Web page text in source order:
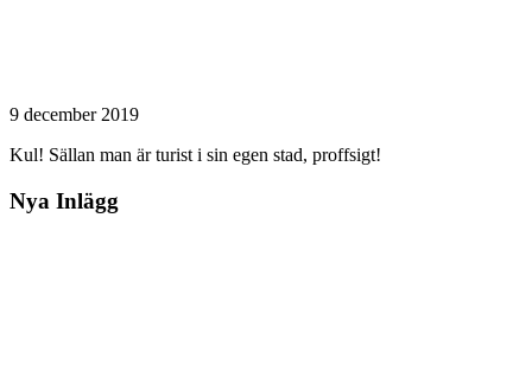
9 december 2019
Kul! Sällan man är turist i sin egen stad, proffsigt!
Nya Inlägg